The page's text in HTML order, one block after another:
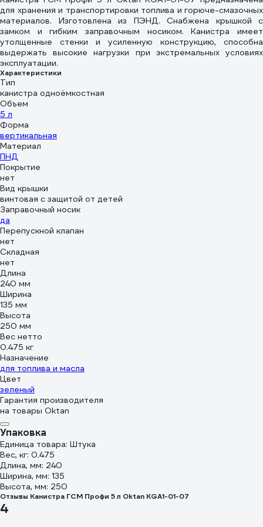
для хранения и транспортировки топлива и горюче-смазочных
материалов. Изготовлена из ПЭНД. Снабжена крышкой с
замком и гибким заправочным носиком. Канистра имеет
утолщенные стенки и усиленную конструкцию, способна
выдержать высокие нагрузки при экстремальных условиях
эксплуатации.
Характеристики
Тип
канистра одноёмкостная
Объем
5 л
Форма
вертикальная
Материал
ПНД
Покрытие
нет
Вид крышки
винтовая с защитой от детей
Заправочный носик
да
Перепускной клапан
нет
Складная
нет
Длина
240 мм
Ширина
135 мм
Высота
250 мм
Вес нетто
0.475 кг
Назначение
для топлива и масла
Цвет
зеленый
Гарантия производителя
на товары Oktan
Упаковка
Единица товара: Штука
Вес, кг: 0.475
Длина, мм: 240
Ширина, мм: 135
Высота, мм: 250
Отзывы Канистра ГСМ Профи 5 л Oktan KGA1-01-07
4